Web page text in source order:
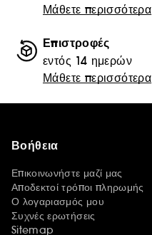
Μάθετε περισσότερα
Επιστροφές
εντός 14 ημερών
Μάθετε περισσότερα
Βοήθεια
Επικοινωνήστε μαζί μας
Αποδεκτοί τρόποι πληρωμής
Ο λογαριασμός μου
Συχνές ερωτήσεις
Sitemap